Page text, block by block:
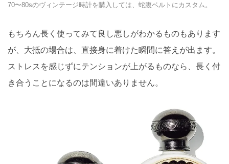
70〜80sのヴィンテージ時計を購入しては、蛇腹ベルトにカスタム。
もちろん長く使ってみて良し悪しがわかるものもあります
が、大抵の場合は、直接身に着けた瞬間に答えが出ます。
ストレスを感じずにテンションが上がるものなら、長く付
き合うことになるのは間違いありません。